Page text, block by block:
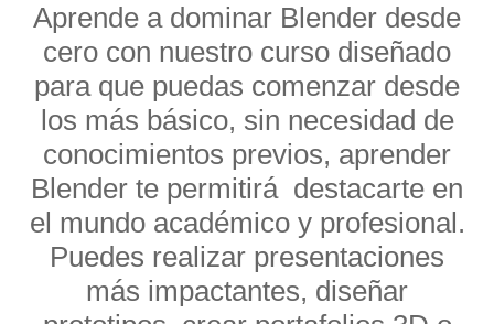
Aprende a dominar Blender desde
cero con nuestro curso diseñado
para que puedas comenzar desde
los más básico, sin necesidad de
conocimientos previos, aprender
Blender te permitirá destacarte en
el mundo académico y profesional.
Puedes realizar presentaciones
más impactantes, diseñar